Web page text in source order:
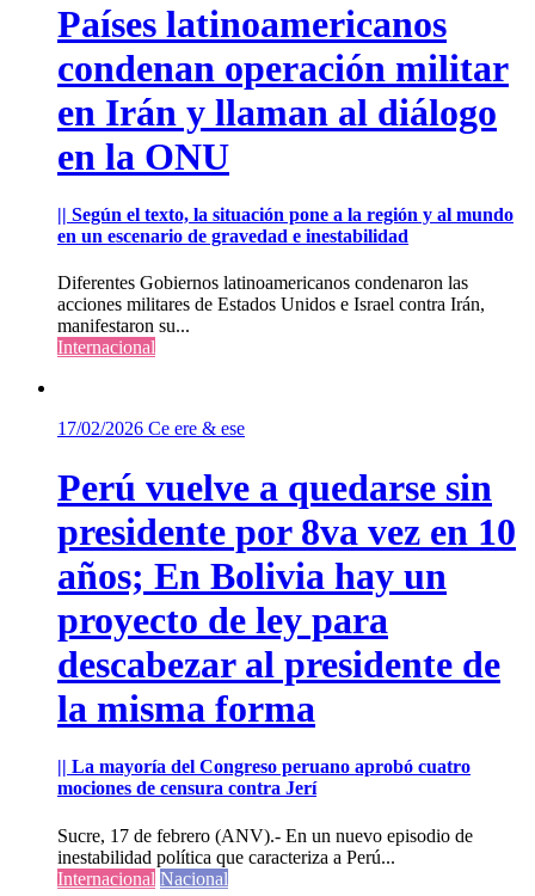
Países latinoamericanos
condenan operación militar
en Irán y llaman al diálogo
en la ONU
|| Según el texto, la situación pone a la región y al mundo
en un escenario de gravedad e inestabilidad
Diferentes Gobiernos latinoamericanos condenaron las
acciones militares de Estados Unidos e Israel contra Irán,
manifestaron su...
Internacional
17/02/2026 Ce ere & ese
Perú vuelve a quedarse sin
presidente por 8va vez en 10
años; En Bolivia hay un
proyecto de ley para
descabezar al presidente de
la misma forma
|| La mayoría del Congreso peruano aprobó cuatro
mociones de censura contra Jerí
Sucre, 17 de febrero (ANV).- En un nuevo episodio de
inestabilidad política que caracteriza a Perú...
Internacional Nacional